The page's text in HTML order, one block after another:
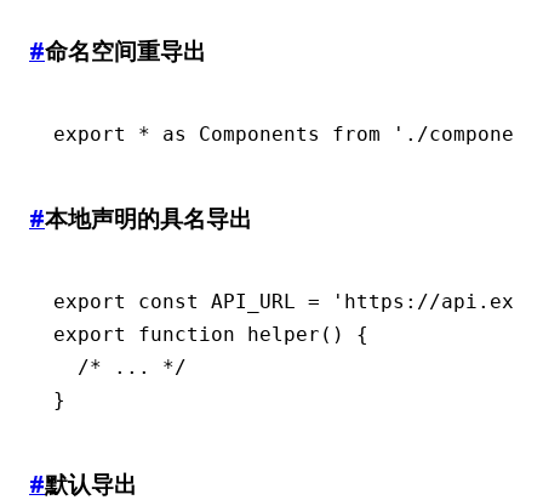
#命名空间重导出
export * as Components from './
#本地声明的具名导出
export const API_URL = 'https://
export
function helper () {
  /* ... */
}
#默认导出